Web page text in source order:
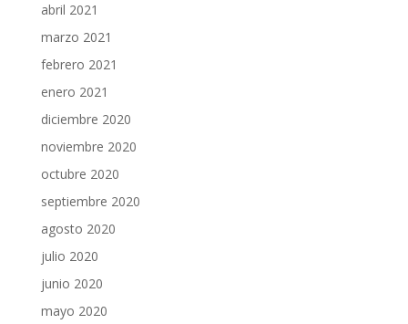
abril 2021
marzo 2021
febrero 2021
enero 2021
diciembre 2020
noviembre 2020
octubre 2020
septiembre 2020
agosto 2020
julio 2020
junio 2020
mayo 2020